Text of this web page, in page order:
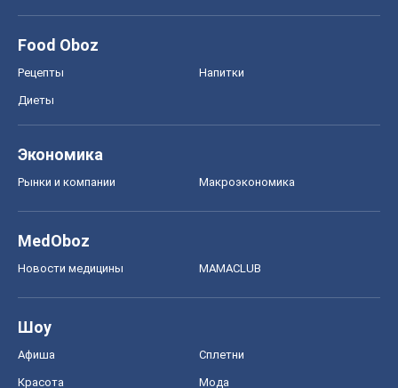
Food Oboz
Рецепты Напитки
Диеты
Экономика
Рынки и компании Mакроэкономика
MedOboz
Новости медицины MAMACLUB
Шоу
Афиша Сплетни
Красота Мода